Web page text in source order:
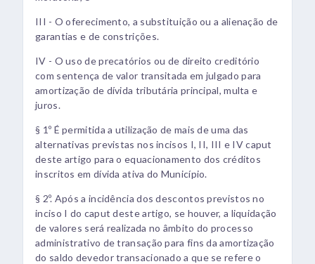
III - O oferecimento, a substituição ou a alienação de
garantias e de constrições.
IV - O uso de precatórios ou de direito creditório
com sentença de valor transitada em julgado para
amortização de dívida tributária principal, multa e
juros.
§ 1º É permitida a utilização de mais de uma das
alternativas previstas nos incisos I, II, III e IV caput
deste artigo para o equacionamento dos créditos
inscritos em dívida ativa do Município.
§ 2º. Após a incidência dos descontos previstos no
inciso I do caput deste artigo, se houver, a liquidação
de valores será realizada no âmbito do processo
administrativo de transação para fins da amortização
do saldo devedor transacionado a que se refere o